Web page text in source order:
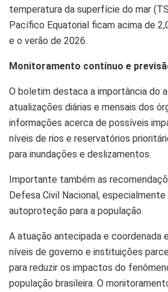
temperatura da superfície do mar
Pacífico Equatorial ficam acima de
e o verão de 2026.
Monitoramento contínuo e
O boletim destaca a importância do
atualizações diárias e mensais dos
informações acerca de possíveis
níveis de rios e reservatórios
para inundações e deslizamentos.
Importante também as
Defesa Civil Nacional,
autoproteção para a população.
A atuação antecipada e coordenada
níveis de governo e instituições
para reduzir os impactos do
população brasileira. O